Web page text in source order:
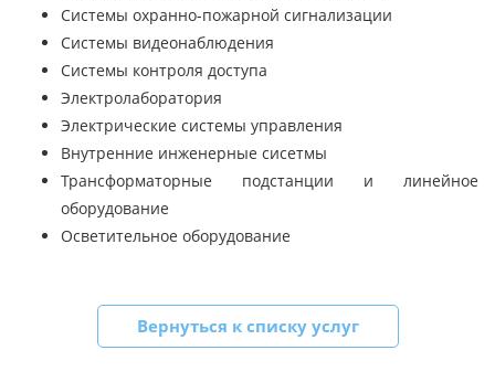
Системы охранно-пожарной сигнализации
Системы видеонаблюдения
Системы контроля доступа
Электролаборатория
Электрические системы управления
Внутренние инженерные сисетмы
Трансформаторные подстанции и линейное
оборудование
Осветительное оборудование
Вернуться к списку услуг